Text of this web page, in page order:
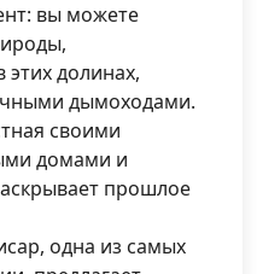
вы можете
долинах,
дымоходами.
своими
домами и
прошлое
одна из самых